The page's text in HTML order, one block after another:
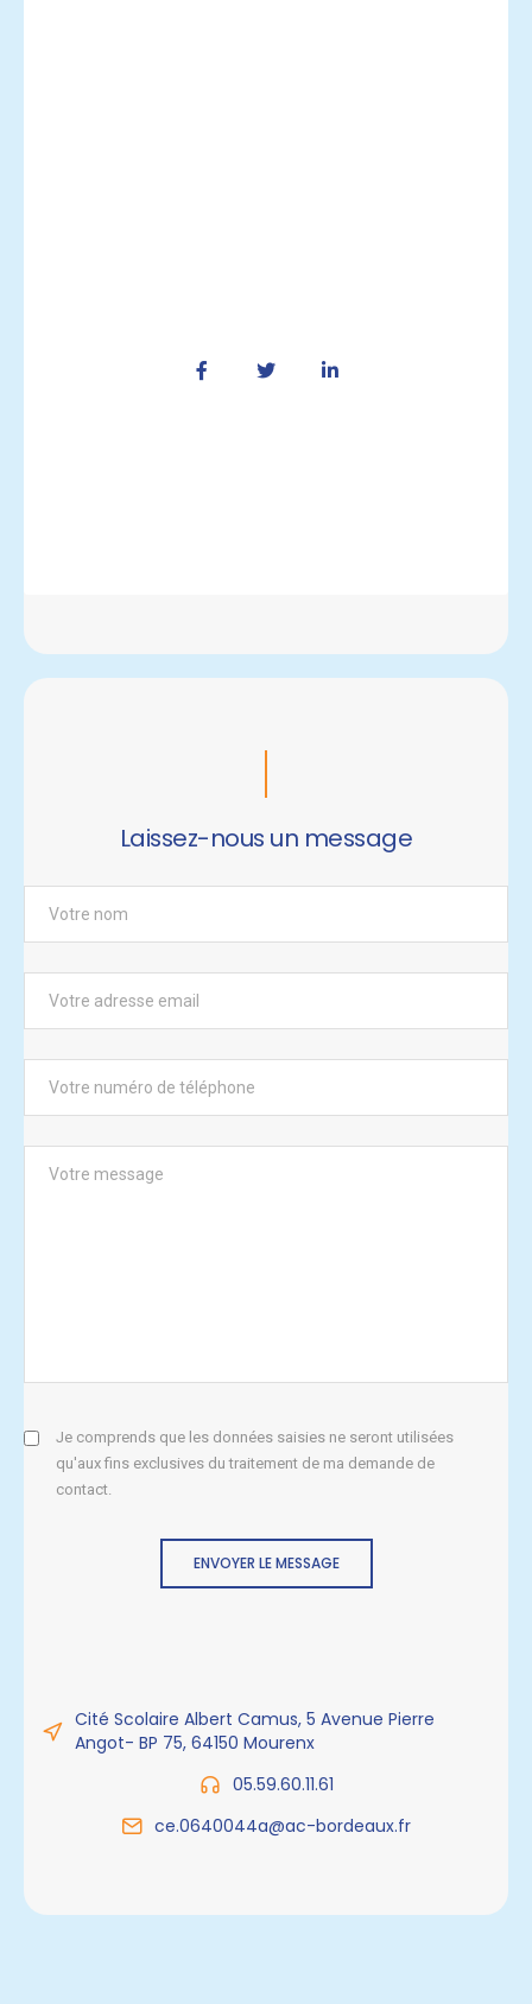
Laissez-nous un message
Je comprends que les données saisies ne seront utilisées
qu'aux fins exclusives du traitement de ma demande de
contact.
ENVOYER LE MESSAGE
Cité Scolaire Albert Camus, 5 Avenue Pierre
Angot- BP 75, 64150 Mourenx
05.59.60.11.61
ce.0640044a@ac-bordeaux.fr